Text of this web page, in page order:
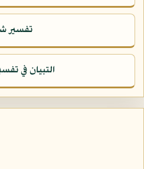
تفسير
التبيان في